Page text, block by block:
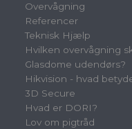
Overvågning
Referencer
Teknisk Hjælp
Hvilken overvågning
Glasdome udendørs?
Hikvision - hvad
3D Secure
Hvad er DORI?
Lov om pigtråd